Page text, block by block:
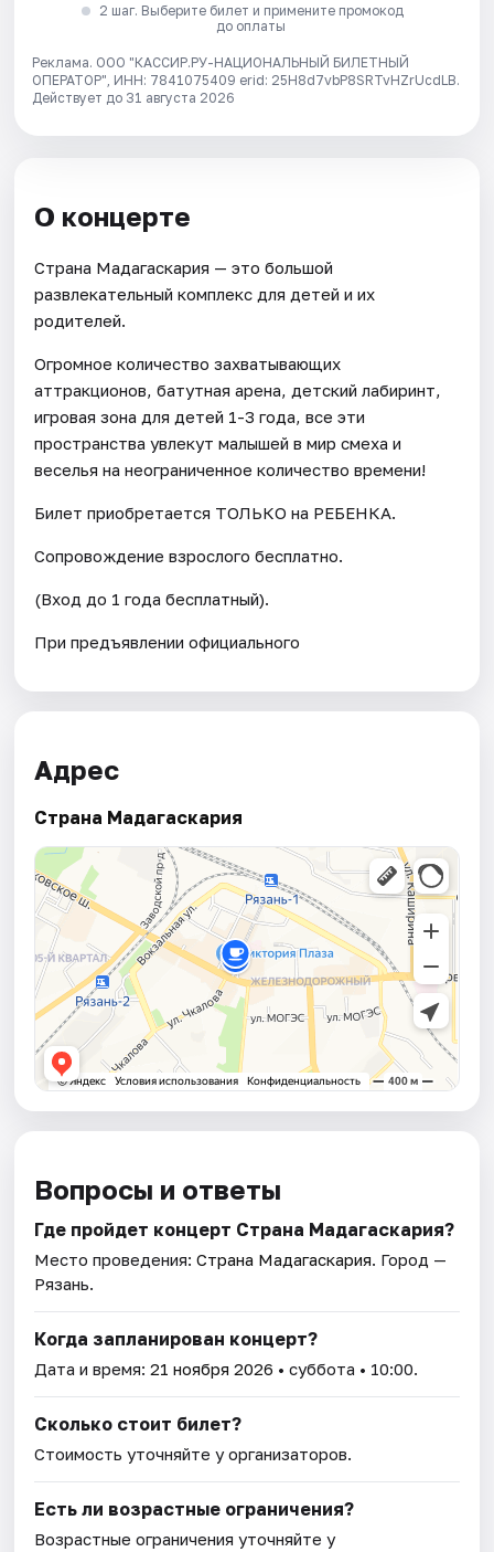
2 шаг. Выберите билет и примените промокод
до оплаты
Реклама. ООО "КАССИР.РУ-НАЦИОНАЛЬНЫЙ БИЛЕТНЫЙ
ОПЕРАТОР", ИНН: 7841075409 erid: 25H8d7vbP8SRTvHZrUcdLB.
Действует до 31 августа 2026
О концерте
Страна Мадагаскария — это большой
развлекательный комплекс для детей и их
родителей.
Огромное количество захватывающих
аттракционов, батутная арена, детский лабиринт,
игровая зона для детей 1-3 года, все эти
пространства увлекут малышей в мир смеха и
веселья на неограниченное количество времени!
Билет приобретается ТОЛЬКО на РЕБЕНКА.
Сопровождение взрослого бесплатно.
(Вход до 1 года бесплатный).
При предъявлении официального
Адрес
Страна Мадагаскария
Вопросы и ответы
Где пройдет концерт Страна Мадагаскария?
Место проведения:Страна Мадагаскария. Город —
Рязань.
Когда запланирован концерт?
Дата и время:21 ноября 2026 • суббота • 10:00.
Сколько стоит билет?
Стоимость уточняйте у организаторов.
Есть ли возрастные ограничения?
Возрастные ограничения уточняйте у